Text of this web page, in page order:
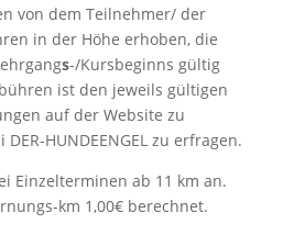
von dem Teilnehmer/ der
in der Höhe erhoben, die
s-/Kursbeginns gültig
ist den jeweils gültigen
auf der Website zu
HUNDEENGEL zu erfragen.
Einzelterminen ab 11 km an.
km 1,00€ berechnet.